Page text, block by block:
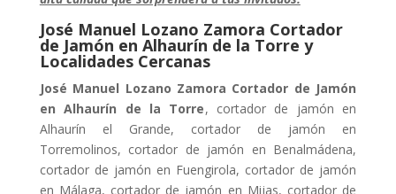
José Manuel Lozano Zamora Cortador
de Jamón en Alhaurín de la Torre y
Localidades Cercanas
José Manuel Lozano Zamora Cortador de Jamón
en Alhaurín de la Torre, cortador de jamón en
Alhaurín el Grande, cortador de jamón en
Torremolinos, cortador de jamón en Benalmádena,
cortador de jamón en Fuengirola, cortador de jamón
en Málaga, cortador de jamón en Mijas, cortador de